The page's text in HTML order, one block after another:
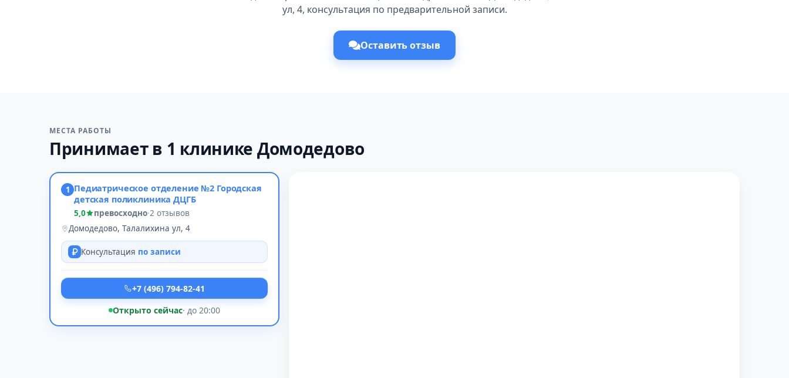
ул, 4, консультация по предварительной записи.
Оставить отзыв
МЕСТА РАБОТЫ
Принимает в 1 клинике Домодедово
1 Педиатрическое отделение №2 Городская
детская поликлиника ДЦГБ
5,0 превосходно·2 отзывов
Домодедово, Талалихина ул, 4
Консультация по записи
+7 (496) 794-82-41
Открыто сейчас· до 20:00